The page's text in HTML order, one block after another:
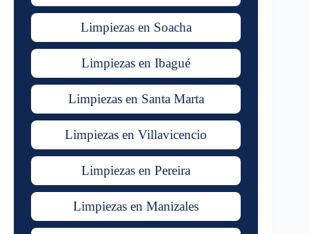
Limpiezas en Soacha
Limpiezas en Ibagué
Limpiezas en Santa Marta
Limpiezas en Villavicencio
Limpiezas en Pereira
Limpiezas en Manizales